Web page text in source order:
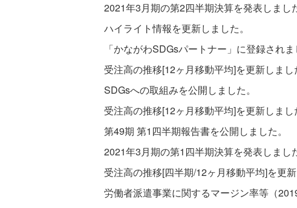
2021年3月期の第2四半期決算を発表しまし
ハイライト情報を更新しました。
「かながわSDGsパートナー」に登録されま
受注高の推移[12ヶ月移動平均]を更新しまし
SDGsへの取組みを公開しました。
受注高の推移[12ヶ月移動平均]を更新しまし
第49期 第1四半期報告書を公開しました。
2021年3月期の第1四半期決算を発表しまし
受注高の推移[四半期/12ヶ月移動平均]を更新
労働者派遣事業に関するマージン率等（